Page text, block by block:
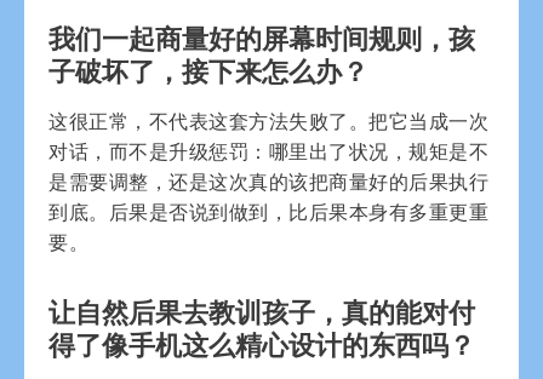
我们一起商量好的屏幕时间规则，孩
子破坏了，接下来怎么办？
这很正常，不代表这套方法失败了。把它当成一次
对话，而不是升级惩罚：哪里出了状况，规矩是不
是需要调整，还是这次真的该把商量好的后果执行
到底。后果是否说到做到，比后果本身有多重更重
要。
让自然后果去教训孩子，真的能对付
得了像手机这么精心设计的东西吗？